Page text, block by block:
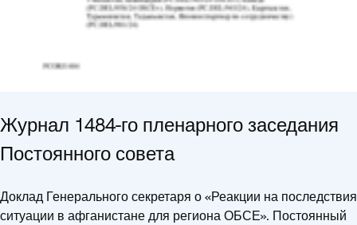
Журнал 1484-го пленарного заседания
Постоянного совета
Доклад Генерального секретаря о «Реакции на последствия
ситуации в афганистане для региона ОБСЕ». Постоянный